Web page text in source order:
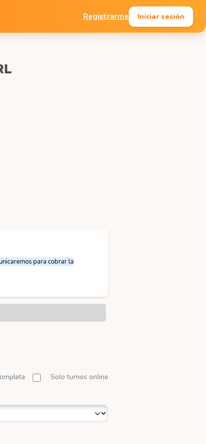
Registrarme Iniciar sesión
para cobrar la
Solo turnos online